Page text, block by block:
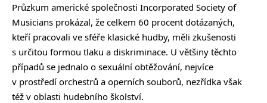
Průzkum americké společnosti Incorporated Society of
Musicians prokázal, že celkem 60 procent dotázaných,
kteří pracovali ve sféře klasické hudby, měli zkušenosti
s určitou formou tlaku a diskriminace. U většiny těchto
případů se jednalo o sexuální obtěžování, nejvíce
v prostředí orchestrů a operních souborů, nezřídka však
též v oblasti hudebního školství.